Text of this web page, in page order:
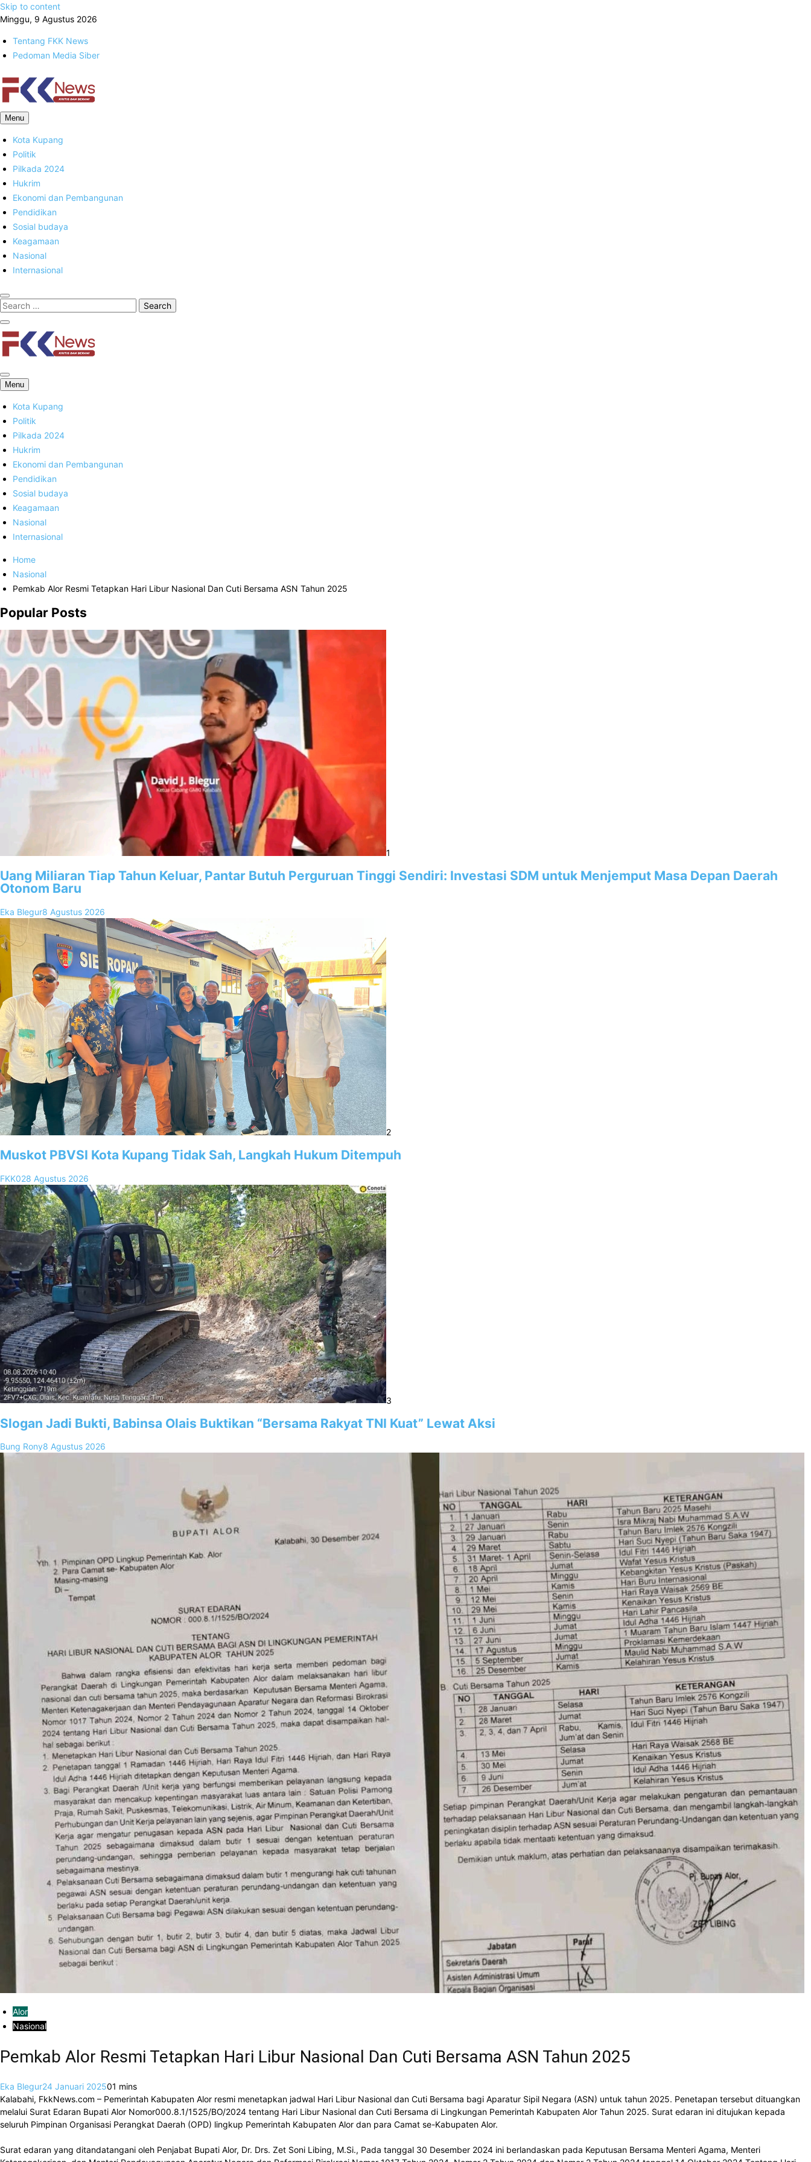
Skip to content
Minggu, 9 Agustus 2026
Tentang FKK News
Pedoman Media Siber
FKK News
Menu
Kota Kupang
Politik
Pilkada 2024
Hukrim
Ekonomi dan Pembangunan
Pendidikan
Sosial budaya
Keagamaan
Nasional
Internasional
FKK News
Menu
Kota Kupang
Politik
Pilkada 2024
Hukrim
Ekonomi dan Pembangunan
Pendidikan
Sosial budaya
Keagamaan
Nasional
Internasional
Home
Nasional
Pemkab Alor Resmi Tetapkan Hari Libur Nasional Dan Cuti Bersama ASN Tahun 2025
Popular Posts
1
Uang Miliaran Tiap Tahun Keluar, Pantar Butuh Perguruan Tinggi Sendiri: Investasi SDM untuk Menjemput Masa Depan Daerah
Otonom Baru
Eka Blegur8 Agustus 2026
2
Muskot PBVSI Kota Kupang Tidak Sah, Langkah Hukum Ditempuh
FKK028 Agustus 2026
3
Slogan Jadi Bukti, Babinsa Olais Buktikan “Bersama Rakyat TNI Kuat” Lewat Aksi
Bung Rony8 Agustus 2026
Alor
Nasional
Pemkab Alor Resmi Tetapkan Hari Libur Nasional Dan Cuti Bersama ASN Tahun 2025
Eka Blegur24 Januari 202501 mins
Kalabahi, FkkNews.com – Pemerintah Kabupaten Alor resmi menetapkan jadwal Hari Libur Nasional dan Cuti Bersama bagi Aparatur Sipil Negara (ASN) untuk tahun 2025. Penetapan tersebut dituangkan
melalui Surat Edaran Bupati Alor Nomor000.8.1/1525/BO/2024 tentang Hari Libur Nasional dan Cuti Bersama di Lingkungan Pemerintah Kabupaten Alor Tahun 2025. Surat edaran ini ditujukan kepada
seluruh Pimpinan Organisasi Perangkat Daerah (OPD) lingkup Pemerintah Kabupaten Alor dan para Camat se-Kabupaten Alor.
Surat edaran yang ditandatangani oleh Penjabat Bupati Alor, Dr. Drs. Zet Soni Libing, M.Si., Pada tanggal 30 Desember 2024 ini berlandaskan pada Keputusan Bersama Menteri Agama, Menteri